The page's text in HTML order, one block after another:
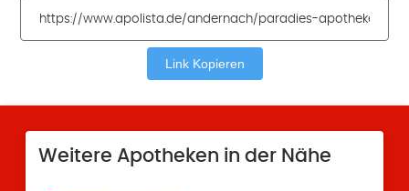
Link Kopieren
Weitere Apotheken in der Nähe